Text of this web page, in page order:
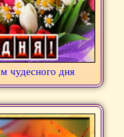
чудесного дня